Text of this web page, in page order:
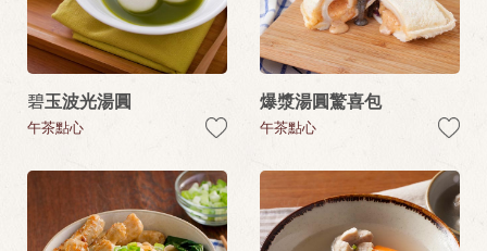
碧玉波光湯圓
午茶點心
爆漿湯圓驚喜包
午茶點心